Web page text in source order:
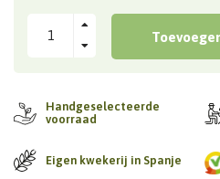
Handgeselecteerde
voorraad
Eigen kwekerij in Spanje